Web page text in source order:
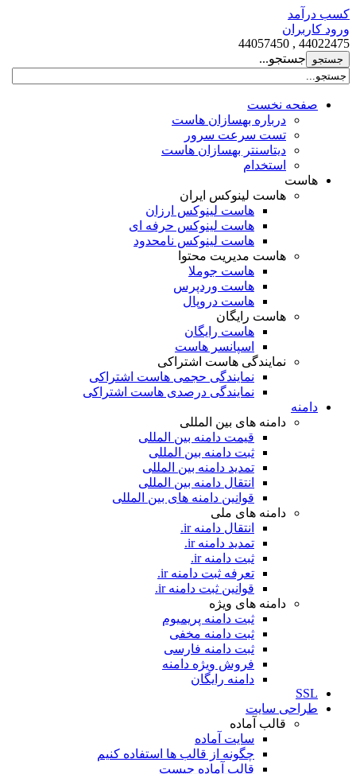
کسب درآمد
ورود کاربران
44022475 , 44057450
جستجو...
صفحه نخست
درباره بهسازان هاست
تست سرعت سرور
دیتاسنتر بهسازان هاست
استخدام
هاست
هاست لینوکس ایران
هاست لینوکس ارزان
هاست لینوکس حرفه ای
هاست لینوکس نامحدود
هاست مدیریت محتوا
هاست جوملا
هاست وردپرس
هاست دروپال
هاست رایگان
هاست رایگان
اسپانسر هاست
نمایندگی هاست اشتراکی
نمایندگی حجمی هاست اشتراکی
نمایندگی درصدی هاست اشتراکی
دامنه
دامنه های بین المللی
قیمت دامنه بین المللی
ثبت دامنه بین المللی
تمدید دامنه بین المللی
انتقال دامنه بین المللی
قوانین دامنه های بین المللی
دامنه های ملی
انتقال دامنه ir.
تمدید دامنه ir.
ثبت دامنه ir.
تعرفه ثبت دامنه ir.
قوانین ثبت دامنه ir.
دامنه های ویژه
ثبت دامنه پریمیوم
ثبت دامنه مخفی
ثبت دامنه فارسی
فروش ویژه دامنه
دامنه رایگان
SSL
طراحی سايت
قالب آماده
سایت آماده
چگونه از قالب ها استفاده کنیم
قالب آماده چیست